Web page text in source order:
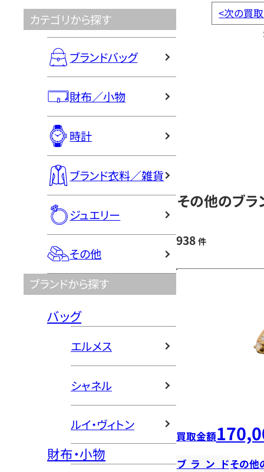
カテゴリから探す
ブランドバッグ
財布／小物
時計
ブランド衣料／雑貨
ジュエリー
その他
ブランドから探す
バッグ
エルメス
シャネル
ルイ・ヴィトン
財布・小物
<次の買
その他のブラ
938 件
買取金額
ブランドその他